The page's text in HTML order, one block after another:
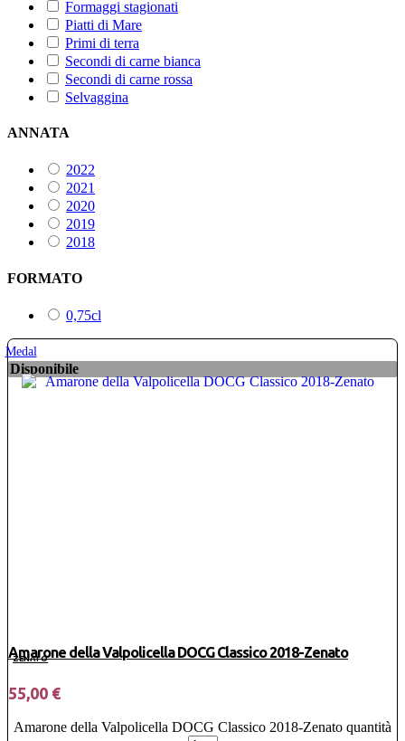
Formaggi stagionati
Piatti di Mare
Primi di terra
Secondi di carne bianca
Secondi di carne rossa
Selvaggina
ANNATA
2022
2021
2020
2019
2018
FORMATO
0,75cl
Medal
Disponibile
Amarone della Valpolicella DOCG Classico 2018-Zenato
ZENATO
55,00 €
Amarone della Valpolicella DOCG Classico 2018-Zenato quantità